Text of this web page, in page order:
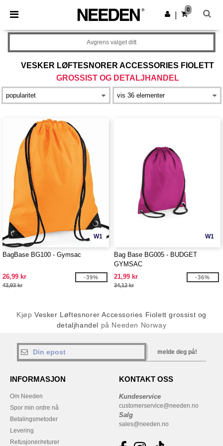
× Needen-app
Bedre priser i appen!
Last ned app
0
VESKER LØFTESNORER ACCESSORIES FIOLETT
GROSSIST OG DETALJHANDEL
Avgrens valget ditt
W1
BagBase BG100 - Gymsac
26,99 kr
43,93 kr
-39%
W1
Bag Base BG005 - BUDGET
GYMSAC
21,99 kr
34,12 kr
-36%
Kjøp Vesker Løftesnorer Accessories Fiolett grossist og
detaljhandel på Needen Norway
melde deg på!
INFORMASJON
Om Needen
Spor min ordre nå
Betalingsmetoder
Levering
Refusjoner/returer
KONTAKT OSS
Kundeservice
customerservice@needen.no
Salg
sales@needen.no